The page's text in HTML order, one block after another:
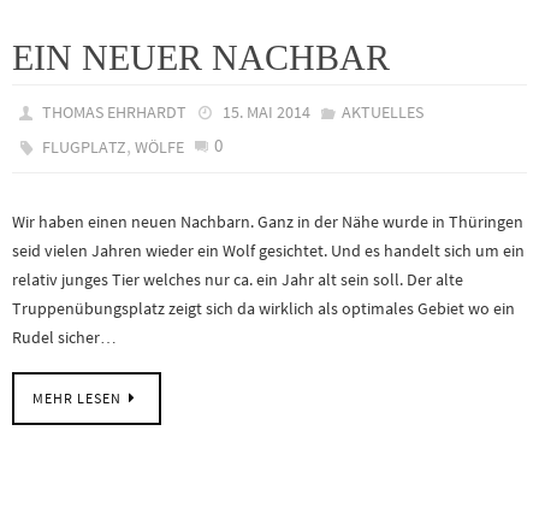
EIN NEUER NACHBAR
THOMAS EHRHARDT 15. MAI 2014
AKTUELLES
FLUGPLATZ,WÖLFE 0
Wir haben einen neuen Nachbarn. Ganz in der Nähe wurde in Thüringen
seid vielen Jahren wieder ein Wolf gesichtet. Und es handelt sich um ein
relativ junges Tier welches nur ca. ein Jahr alt sein soll. Der alte
Truppenübungsplatz zeigt sich da wirklich als optimales Gebiet wo ein
Rudel sicher…
MEHR LESEN